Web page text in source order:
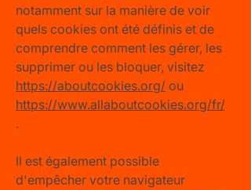
notamment sur la manière de voir
quels cookies ont été définis et de
comprendre comment les gérer, les
supprimer ou les bloquer, visitez
https://aboutcookies.org/ ou
https://www.allaboutcookies.org/fr/
.
Il est également possible
d'empêcher votre navigateur